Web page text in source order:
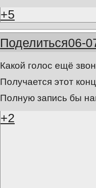
+5
Поделиться06-
Какой голос ещё
Получается этот
Полную запись бы
+2